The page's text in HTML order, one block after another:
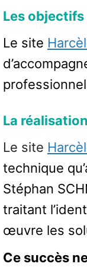
Les
Le site
La
Le site
technique
Stéphan
traitant
œuvre les
Ce succès